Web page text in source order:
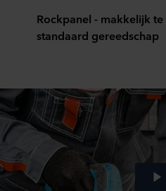
Rockpanel - makkelijk
standaard gereedschap